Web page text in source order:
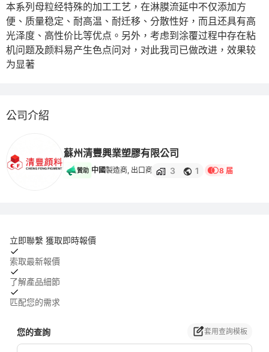
本系列母粒经特殊的加工工艺，在淋膜流延中不仅添加方
便、质量稳定、耐高温、耐迁移、分散性好，而且还具有高
光泽度、高性价比等优点。另外，考虑到涂覆过程中存在粘
机问题及颜料易产生色点问对，对此我司已做改进，效果较
为显著
公司介紹
蘇州清豐興業塑膠有限公司
贊助 中國製造商, 出口商 3 1 8 届
立即聯繫 獲取即時報價
索取最新報價
了解產品細節
匹配您的需求
您的查詢 套用查詢模板